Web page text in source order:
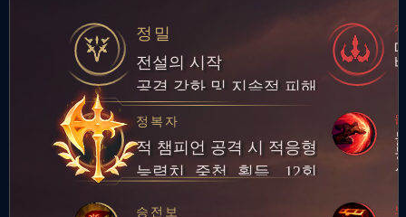
정밀
전설의 시작
공격 강화 및 지속적 피해
정복자
적 챔피언 공격 시 적응형
능력치 중첩 획득. 12회
승전보